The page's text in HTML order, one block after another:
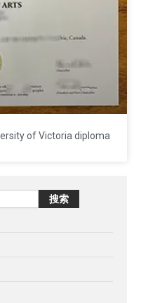
of Victoria diploma
搜索